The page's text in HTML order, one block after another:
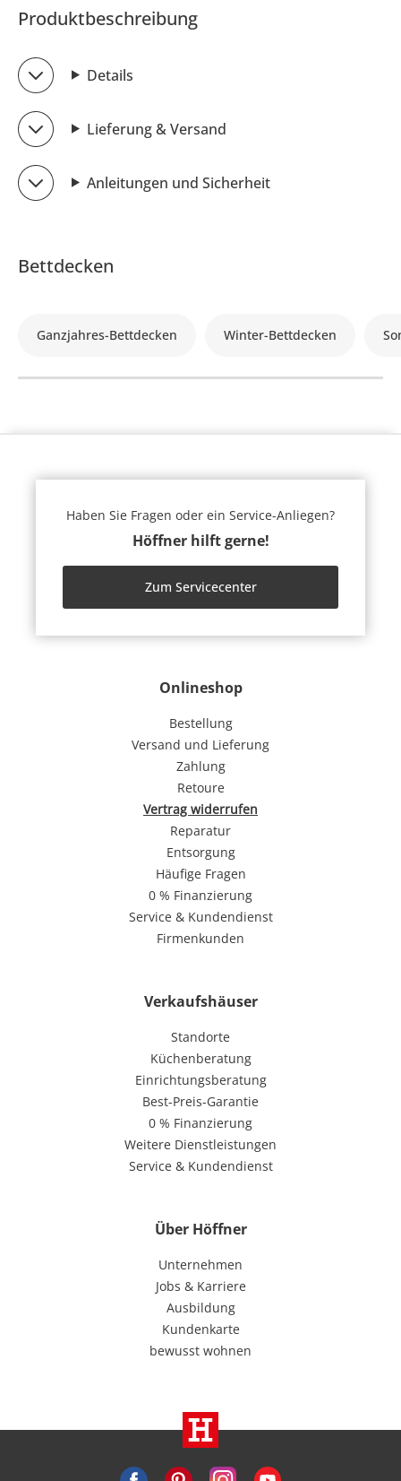
Produktbeschreibung
Details
Lieferung & Versand
Anleitungen und Sicherheit
Bettdecken
Ganzjahres-Bettdecken Winter-Bettdecken
Onlineshop
Bestellung
Versand und Lieferung
Zahlung
Retoure
Vertrag widerrufen
Reparatur
Entsorgung
Häufige Fragen
0 % Finanzierung
Service & Kundendienst
Firmenkunden
Verkaufshäuser
Standorte
Küchenberatung
Einrichtungsberatung
Best-Preis-Garantie
0 % Finanzierung
Weitere Dienstleistungen
Service & Kundendienst
Über Höffner
Unternehmen
Jobs & Karriere
Ausbildung
Kundenkarte
bewusst wohnen
Haben Sie Fragen oder ein Service-Anliegen?
Höffner hilft gerne!
Zum Servicecenter